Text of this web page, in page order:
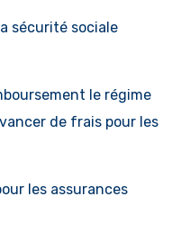
sécurité sociale
le régime
de frais pour les
les assurances